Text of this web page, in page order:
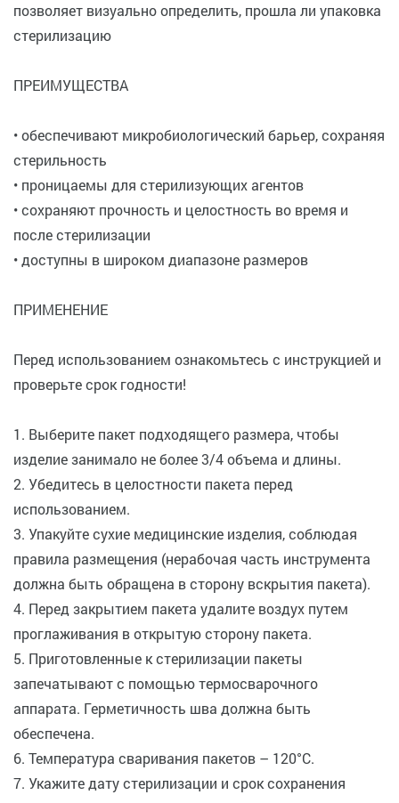
позволяет визуально определить, прошла ли упаковка
стерилизацию
ПРЕИМУЩЕСТВА
• обеспечивают микробиологический барьер, сохраняя
стерильность
• проницаемы для стерилизующих агентов
• сохраняют прочность и целостность во время и
после стерилизации
• доступны в широком диапазоне размеров
ПРИМЕНЕНИЕ
Перед использованием ознакомьтесь с инструкцией и
проверьте срок годности!
1. Выберите пакет подходящего размера, чтобы
изделие занимало не более 3/4 объема и длины.
2. Убедитесь в целостности пакета перед
использованием.
3. Упакуйте сухие медицинские изделия, соблюдая
правила размещения (нерабочая часть инструмента
должна быть обращена в сторону вскрытия пакета).
4. Перед закрытием пакета удалите воздух путем
проглаживания в открытую сторону пакета.
5. Приготовленные к стерилизации пакеты
запечатывают с помощью термосварочного
аппарата. Герметичность шва должна быть
обеспечена.
6. Температура сваривания пакетов – 120°С.
7. Укажите дату стерилизации и срок сохранения